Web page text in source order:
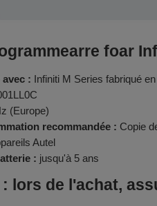
foar
: Infiniti M Series fabriqué
(Europe)
recommandée : Copie
Autel
: jusqu'à 5 ans
: lors de l'achat,